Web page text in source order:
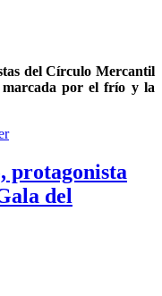
del Círculo Mercantil
marcada por el frío y la
protagonista
del